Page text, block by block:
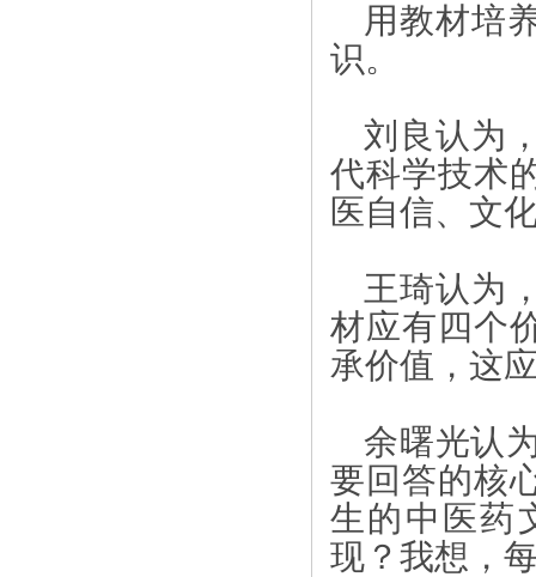
用教材培
识。
刘良认为
代科学技术
医自信、文
王琦认为
材应有四个
承价值，这
余曙光认
要回答的核
生的中医药
现？我想，